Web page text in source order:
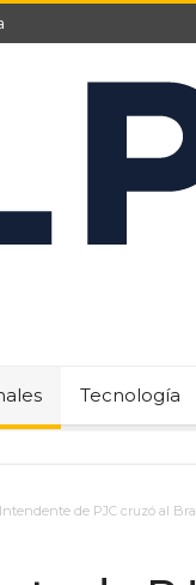
Tecnología
Intendente de PJC cruzó al